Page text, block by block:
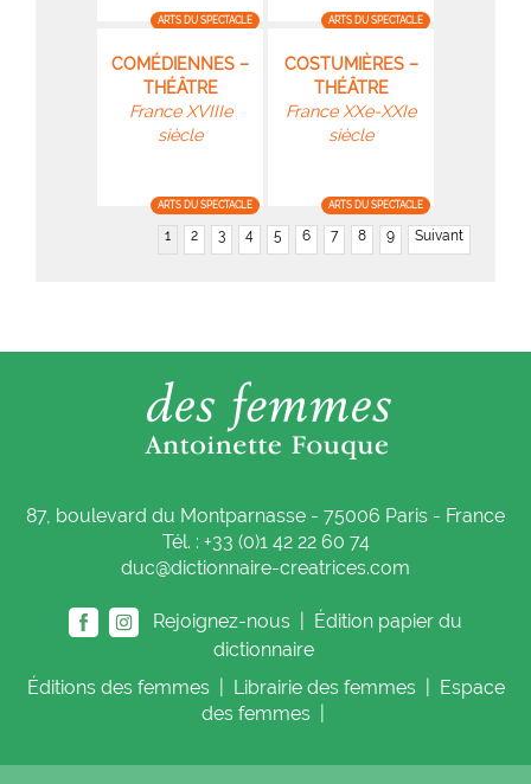
ARTS DU SPECTACLE ARTS DU SPECTACLE
COMÉDIENNES –
THÉÂTRE
France XVIIIe
siècle
ARTS DU SPECTACLE
COSTUMIÈRES –
THÉÂTRE
France XXe-XXIe
siècle
ARTS DU SPECTACLE
1 2 3 4 5 6 7 8 9 Suivant
87, boulevard du Montparnasse - 75006 Paris - France
Tél. : +33 (0)1 42 22 60 74
duc@dictionnaire-creatrices.com
Rejoignez-nous |
Édition papier du
dictionnaire
Éditions des femmes Librairie des femmes
Espace
des femmes